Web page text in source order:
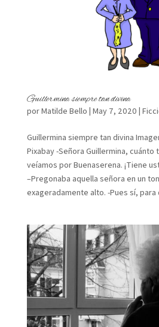
Guillermina siempre tan divina
porMatilde Bello | May 7, 2020 |
Guillermina siempre tan divina
Pixabay -Señora Guillermina, cuánto
veíamos por Buenaserena. ¡Tiene
–Pregonaba aquella señora en un
exageradamente alto. -Pues sí, para